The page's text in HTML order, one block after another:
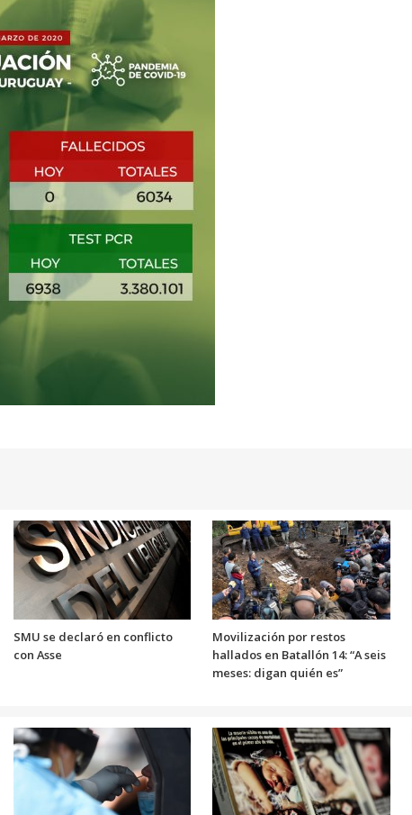
SMU se declaró en conflicto
con Asse
Movilización por restos
hallados en Batallón 14: “A seis
meses: digan quién es”